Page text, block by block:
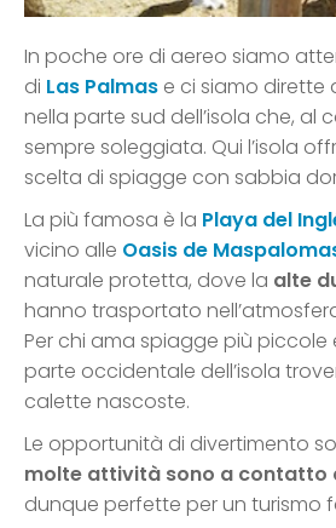
In poche ore di aereo siamo
di Las Palmas e ci siamo dirette
nella parte sud dell’isola che, al
sempre soleggiata. Qui l’isola
scelta di spiagge con sabbia
La più famosa è la Playa del
vicino alle Oasis de
naturale protetta, dove la alte
hanno trasportato
Per chi ama spiagge più piccole
parte occidentale dell’isola
calette nascoste.
Le opportunità di divertimento
molte attività sono a contatto
dunque perfette per un turismo